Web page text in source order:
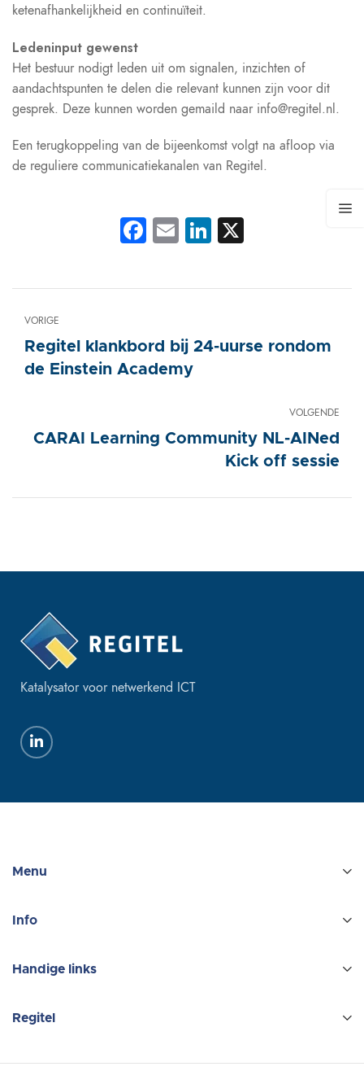
ketenafhankelijkheid en continuïteit.
Ledeninput gewenst
Het bestuur nodigt leden uit om signalen, inzichten of
aandachtspunten te delen die relevant kunnen zijn voor dit
gesprek. Deze kunnen worden gemaild naar info@regitel.nl.
Een terugkoppeling van de bijeenkomst volgt na afloop via
de reguliere communicatiekanalen van Regitel.
Facebook
EmailLinkedIn
VORIGE
Regitel klankbord bij 24-uurse rondom
de Einstein Academy
VOLGENDE
CARAI Learning Community NL-AINed
Kick off sessie
Katalysator voor netwerkend ICT
Menu
Info
Handige links
Regitel